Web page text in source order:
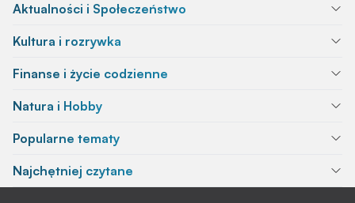
Aktualności i Społeczeństwo
Kultura i rozrywka
Finanse i życie codzienne
Natura i Hobby
Popularne tematy
Najchętniej czytane